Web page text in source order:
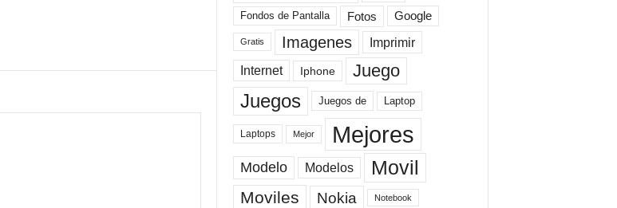
Fondos de Pantalla Fotos Google
Gratis Imagenes Imprimir
Internet Iphone Juego
Juegos Juegos de Laptop
Laptops Mejor Mejores
Modelo Modelos Movil
Moviles Nokia Notebook